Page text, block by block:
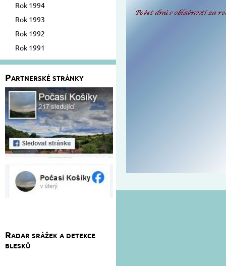
Rok 1994
Rok 1993
Rok 1992
Rok 1991
Partnerské stránky
Radar srážek a detekce
blesků